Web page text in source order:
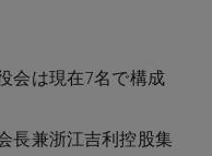
会は現在7名で構成
長兼浙江吉利控股集